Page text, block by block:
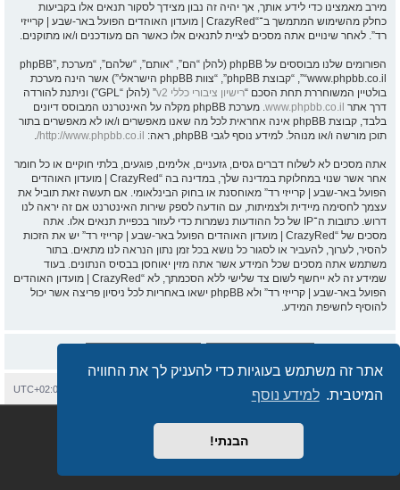
אתר זה משתמש בעוגיות כדי להעניק לך את החוויה
המיטבית. למידע נוסף
הבנתי!
מירב מאמצינו כדי לידע אותך, אך יהיה זה נבון מצידך לסקור תנאים אלו בקביעות
כחלק מהשימוש המתמשך ב־“CrazyRed | מועדון האוהדים הפועל באר-שבע | קרייזי
רד”. לאחר שינויים אתה מסכים לציית לתנאים אלו כאשר הם מעודכנים ו/או מתוקנים.
הפורומים שלנו מבוססים על phpBB (להלן “הם”, “אותם”, “שלהם”, “מערכת phpBB”,
“www.phpbb.co.il”, “קבוצת phpBB”, “צוות phpBB הישראלי”) אשר הינה מערכת
בולטיין המשוחררת תחת הסכם “רישיון ציבורי כללי v2
” (להלן “GPL”) וניתנת להורדה
דרך אתר www.phpbb.co.il
. מערכת phpBB מקלה על האינטרנט המבוסס דיונים
בלבד, קבוצת phpBB אינה אחראית לכל מה שאנו מאפשרים ו/או לא מאפשרים בתור
תוכן מורשה ו/או מנוהל. למידע נוסף לגבי phpBB, ראה:
http://www.phpbb.co.il/
.
אתה מסכים לא לשלוח דברים גסים, גזעניים, אלימים, פוגעים, בלתי חוקיים או כל חומר
אחר אשר שנוי במחלוקת במדינה שלך, במדינה בה “CrazyRed | מועדון האוהדים
הפועל באר-שבע | קרייזי רד” מאוחסנת או בחוק הבינלאומי. אם תעשה זאת תוביל את
עצמך לחסימה מיידית ולצמיתות, עם הודעה לספק שירות האינטרנט אם זה יראה לנו
דרוש. כתובות ה־IP של כל ההודעות נשמרות כדי לעזור בכפיית תנאים אלו. אתה
מסכים של “CrazyRed | מועדון האוהדים הפועל באר-שבע | קרייזי רד” יש את הזכות
להסיר, לערוך, להעביר או לסגור כל נושא בכל זמן נתון הנראה לנו מתאים. בתור
משתמש אתה מסכים שכל המידע אשר אתה מזין יאוחסן בבסיס הנתונים. בעוד
שמידע זה לא ייחשף לשום צד שלישי ללא הסכמתך, לא “CrazyRed | מועדון האוהדים
הפועל באר-שבע | קרייזי רד” ולא phpBB ישאו באחריות לכל ניסיון פריצה אשר יכול
להוסיף לחשיפת המידע.
בית עמוד ראשי UTC+02:00 יצירת קשר
מופעל על ידיphpBB
® Forum Software © phpBB Limited